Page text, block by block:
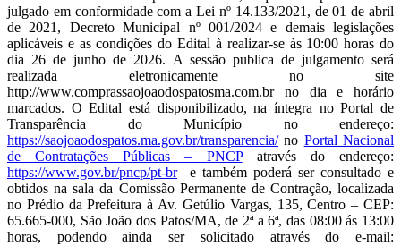
julgado em conformidade com a Lei nº 14.133/2021, de 01 de abril
de 2021, Decreto Municipal nº 001/2024 e demais legislações
aplicáveis e as condições do Edital à realizar-se às 10:00 horas do
dia 26 de junho de 2026. A sessão publica de julgamento será
realizada eletronicamente no site
http://www.comprassaojoaodospatosma.com.br no dia e horário
marcados. O Edital está disponibilizado, na íntegra no Portal de
Transparência do Município no endereço:
https://saojoaodospatos.ma.gov.br/transparencia/no Portal Nacional
de Contratações Públicas – PNCPatravés do endereço:
https://www.gov.br/pncp/pt-bre também poderá ser consultado e
obtidos na sala da Comissão Permanente de Contração, localizada
no Prédio da Prefeitura à Av. Getúlio Vargas, 135, Centro – CEP:
65.665-000, São João dos Patos/MA, de 2ª a 6ª, das 08:00 ás 13:00
horas, podendo ainda ser solicitado através do e-mail: